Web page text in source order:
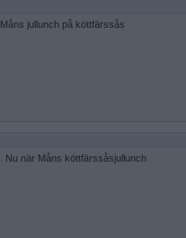
Måns jullunch på köttfärssås
. Nu när Måns köttfärssåsjullunch